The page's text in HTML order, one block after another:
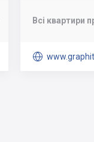
Всі квартири
